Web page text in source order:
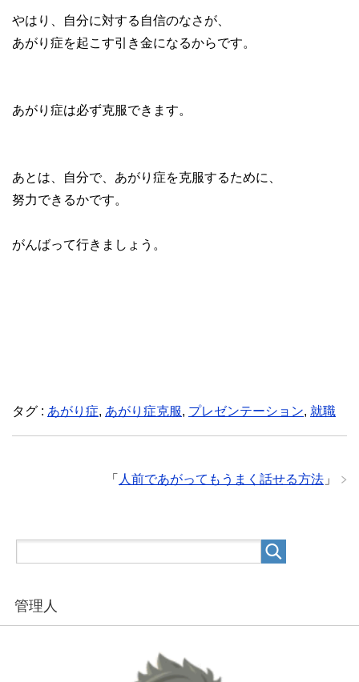
やはり、自分に対する自信のなさが、
あがり症を起こす引き金になるからです。
あがり症は必ず克服できます。
あとは、自分で、あがり症を克服するために、
努力できるかです。
がんばって行きましょう。
タグ : あがり症, あがり症克服, プレゼンテーション, 就職
「 人前であがってもうまく話せる方法 」
管理人